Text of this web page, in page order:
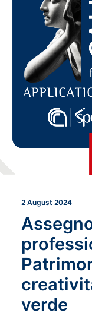
2 August 2024
verde